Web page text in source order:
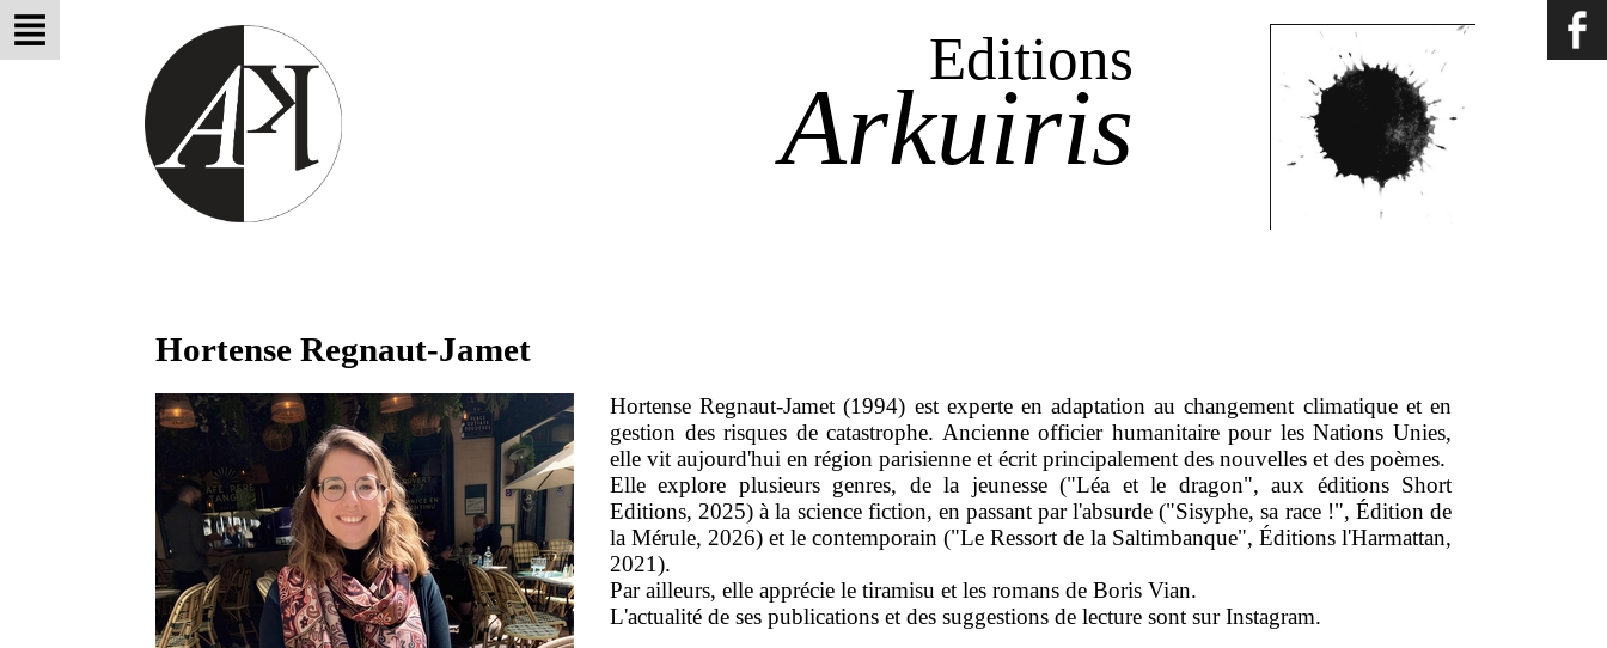
Editions
Arkuiris
Hortense Regnaut-Jamet
Hortense Regnaut-Jamet (1994) est experte en adaptation au changement climatique et en
gestion des risques de catastrophe. Ancienne officier humanitaire pour les Nations Unies,
elle vit aujourd'hui en région parisienne et écrit principalement des nouvelles et des poèmes.
Elle explore plusieurs genres, de la jeunesse ("Léa et le dragon", aux éditions Short
Editions, 2025) à la science fiction, en passant par l'absurde ("Sisyphe, sa race !", Édition de
la Mérule, 2026) et le contemporain ("Le Ressort de la Saltimbanque", Éditions l'Harmattan,
2021).
Par ailleurs, elle apprécie le tiramisu et les romans de Boris Vian.
L'actualité de ses publications et des suggestions de lecture sont sur Instagram.